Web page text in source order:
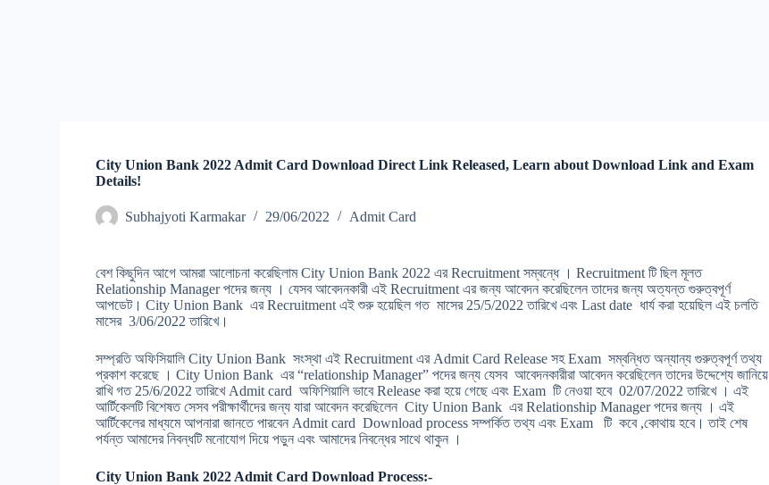
City Union Bank 2022 Admit Card Download Direct Link Released, Learn about Download Link and Exam
Details!
Subhajyoti Karmakar 29/06/2022 Admit Card
বেশ কিছুদিন আগে আমরা আলোচনা করেছিলাম City Union Bank 2022 এর Recruitment সম্বন্ধে । Recruitment টি ছিল মূলত
Relationship Manager পদের জন্য । যেসব আবেদনকারী এই Recruitment এর জন্য আবেদন করেছিলেন তাদের জন্য অত্যন্ত গুরুত্বপূর্ণ
আপডেট। City Union Bank এর Recruitment এই শুরু হয়েছিল গত মাসের 25/5/2022 তারিখে এবং Last date ধার্য করা হয়েছিল এই চলতি
মাসের 3/06/2022 তারিখে।
সম্প্রতি অফিসিয়ালি City Union Bank সংস্থা এই Recruitment এর Admit Card Release সহ Exam সম্বন্ধিত অন্যান্য গুরুত্বপূর্ণ তথ্য
প্রকাশ করেছে । City Union Bank এর “relationship Manager” পদের জন্য যেসব আবেদনকারীরা আবেদন করেছিলেন তাদের উদ্দেশ্যে জানিয়ে
রাখি গত 25/6/2022 তারিখে Admit card অফিশিয়ালি ভাবে Release করা হয়ে গেছে এবং Exam টি নেওয়া হবে 02/07/2022 তারিখে । এই
আর্টিকেলটি বিশেষত সেসব পরীক্ষার্থীদের জন্য যারা আবেদন করেছিলেন City Union Bank এর Relationship Manager পদের জন্য । এই
আর্টিকেলের মাধ্যমে আপনারা জানতে পারবেন Admit card Download process সম্পর্কিত তথ্য এবং Exam টি কবে ,কোথায় হবে। তাই শেষ
পর্যন্ত আমাদের নিবন্ধটি মনোযোগ দিয়ে পড়ুন এবং আমাদের নিবন্ধের সাথে থাকুন ।
City Union Bank 2022 Admit Card Download Process:-